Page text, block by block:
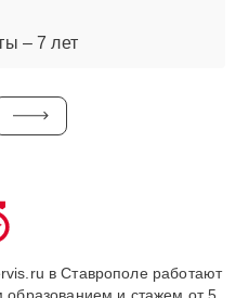
– 7 лет
в Ставрополе работают
и стажем от 5